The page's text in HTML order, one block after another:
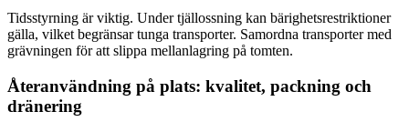
Tidsstyrning är viktig. Under tjällossning kan bärighetsrestriktioner
gälla, vilket begränsar tunga transporter. Samordna transporter med
grävningen för att slippa mellanlagring på tomten.
Återanvändning på plats: kvalitet, packning och
dränering